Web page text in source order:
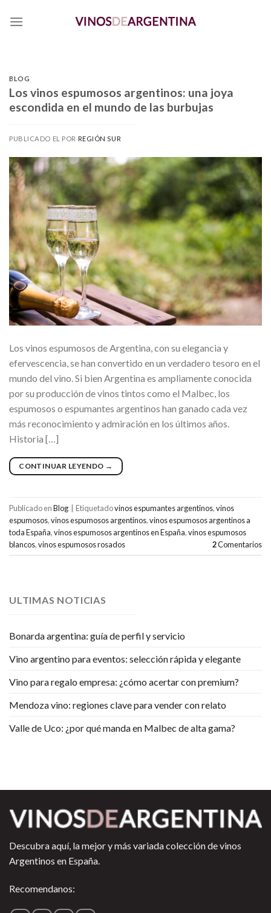
BLOG
Los vinos espumosos argentinos: una joya
escondida en el mundo de las burbujas
PUBLICADO EL POR REGIÓN SUR
Los vinos espumosos de Argentina, con su elegancia y
efervescencia, se han convertido en un verdadero tesoro en el
mundo del vino. Si bien Argentina es ampliamente conocida
por su producción de vinos tintos como el Malbec, los
espumosos o espumantes argentinos han ganado cada vez
más reconocimiento y admiración en los últimos años.
Historia […]
CONTINUAR LEYENDO →
Publicado enBlog Etiquetadovinos espumantes argentinos,vinos
espumosos,vinos espumosos argentinos,vinos espumosos argentinos a
toda España,vinos espumosos argentinos en España,vinos espumosos
blancos,vinos espumosos rosados 2Comentarios
ULTIMAS NOTICIAS
Bonarda argentina: guía de perfil y servicio
Vino argentino para eventos: selección rápida y elegante
Vino para regalo empresa: ¿cómo acertar con premium?
Mendoza vino: regiones clave para vender con relato
Valle de Uco: ¿por qué manda en Malbec de alta gama?
Descubra aquí, la mejor y más variada colección de vinos
Argentinos en España.
Recomendanos: